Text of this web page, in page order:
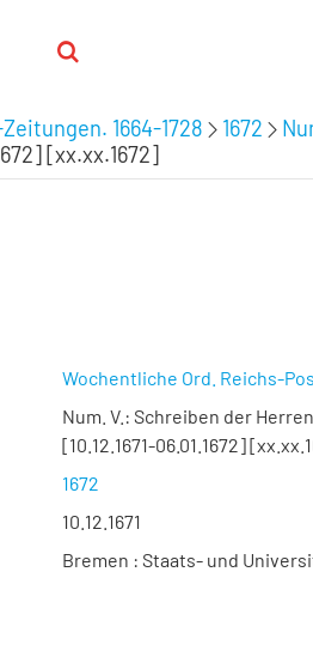
1664-1728 1672
[xx.xx.1672]
Wochentliche Ord. Reichs-
Num. V.: Schreiben der
[10.12.1671-06.01.1672]
1672
10.12.1671
Bremen : Staats- und